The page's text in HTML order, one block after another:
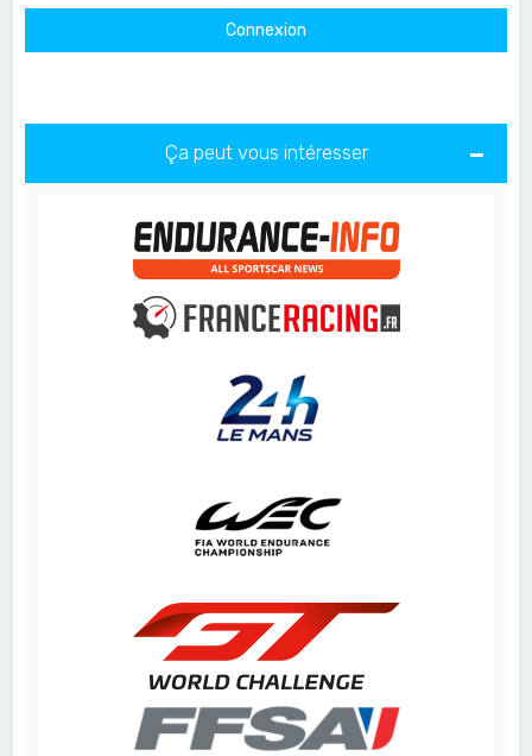
Ça peut vous intéresser